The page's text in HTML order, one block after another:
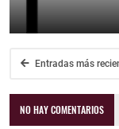
Entradas más
NO HAY COMENTARIOS